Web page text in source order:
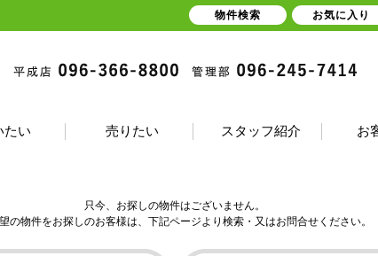
たい 売りたい スタッフ紹介 お
只今、お探しの物件はございません。
の物件をお探しのお客様は、下記ページより検索・又はお問合せください。
物件検索 お気に入り